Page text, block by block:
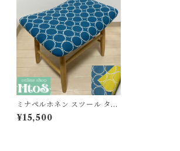
ミナペルホネン スツール タン
バリン 四角 丸脚【ブルー/イ
エロー】
¥15,500